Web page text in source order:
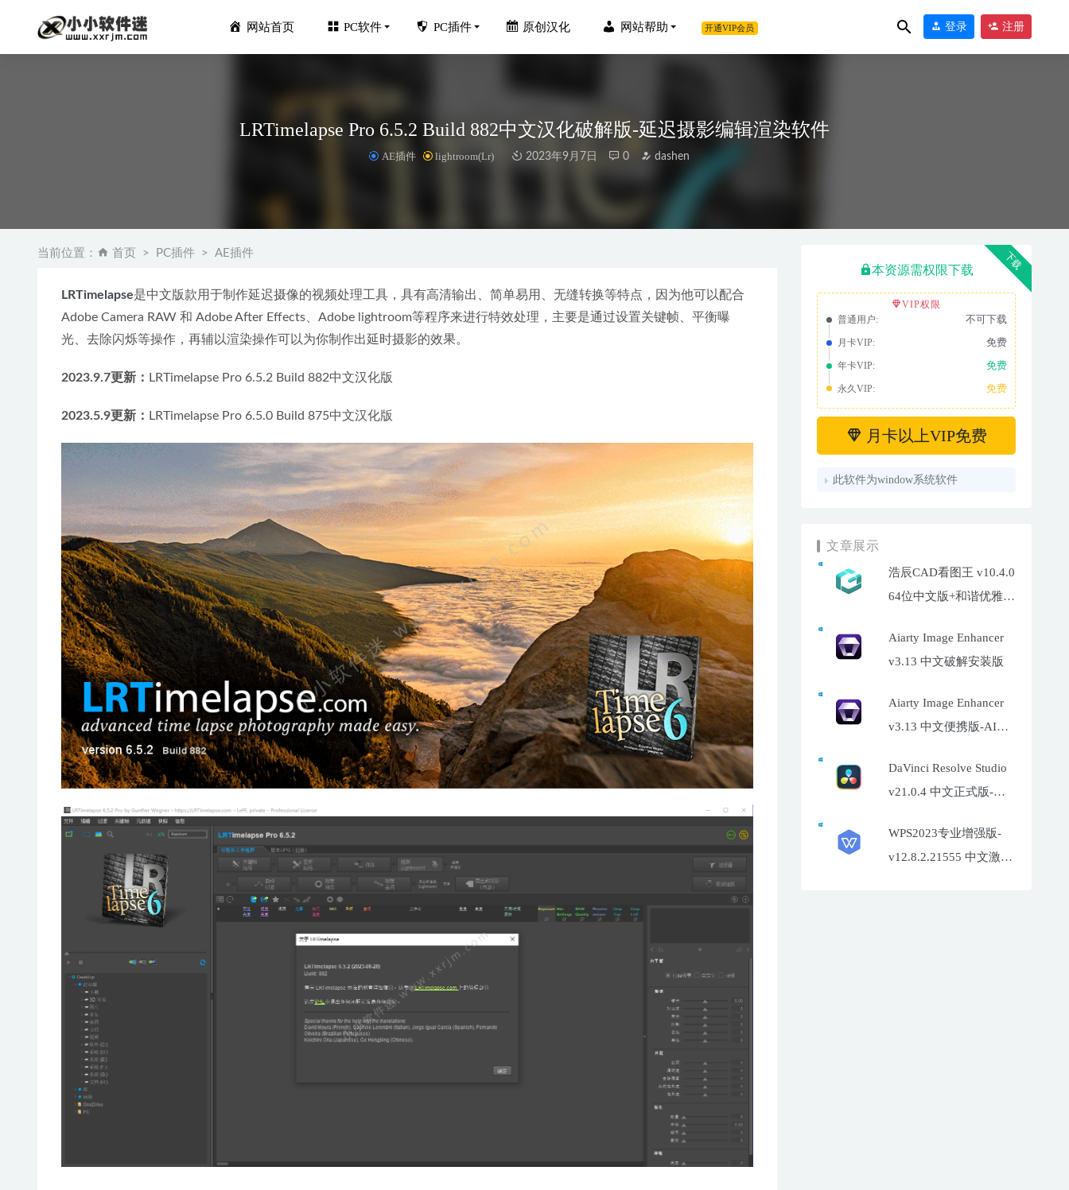
网站首页 PC软件 PC插件 原创汉化 网站帮助 开通VIP会员 登录 注册
LRTimelapse Pro 6.5.2 Build 882中文汉化破解版-延迟摄影编辑渲染软件
AE插件 lightroom(Lr) 2023年9月7日 0 dashen
当前位置： 首页 PC插件 AE插件
LRTimelapse是中文版款用于制作延迟摄像的视频处理工具，具有高清输出、简单易用、无缝转换等特点，因为他可以配合
Adobe Camera RAW 和 Adobe After Effects、Adobe lightroom等程序来进行特效处理，主要是通过设置关键帧、平衡曝
光、去除闪烁等操作，再辅以渲染操作可以为你制作出延时摄影的效果。
2023.9.7更新： LRTimelapse Pro 6.5.2 Build 882中文汉化版
2023.5.9更新： LRTimelapse Pro 6.5.0 Build 875中文汉化版
下载
本资源需权限下载
VIP权限
普通用户:
不可下载
月卡VIP: 免费
年卡VIP: 免费
永久VIP: 免费
月卡以上VIP免费
此软件为window系统软件
文章展示
浩辰CAD看图王 v10.4.0
64位中文版+和谐优雅补
Aiarty Image Enhancer
v3.13 中文破解安装版
Aiarty Image Enhancer
v3.13 中文便携版-AI照
DaVinci Resolve Studio
v21.0.4 中文正式版-达
WPS2023专业增强版-
v12.8.2.21555 中文激活
Vray3.6 for Sketchup2015-2018破解版下载地址和安装教程 2019-11-26
ACDSee Photo Studio 2025 v18.1.0.4080 中文破解版 2024-02-03